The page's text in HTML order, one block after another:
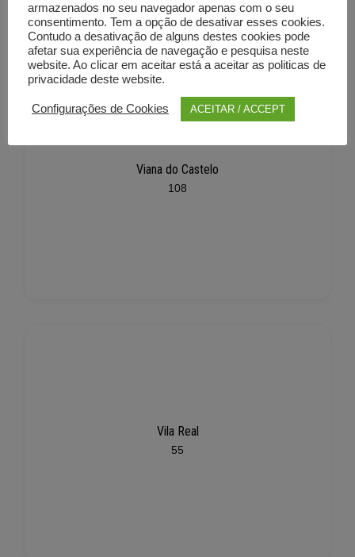
Viana do Castelo
108
Vila Real
55
armazenados no seu navegador apenas com o seu
consentimento. Tem a opção de desativar esses cookies.
Contudo a desativação de alguns destes cookies pode
afetar sua experiência de navegação e pesquisa neste
website. Ao clicar em aceitar está a aceitar as politicas de
privacidade deste website.
Configurações de Cookies ACEITAR / ACCEPT